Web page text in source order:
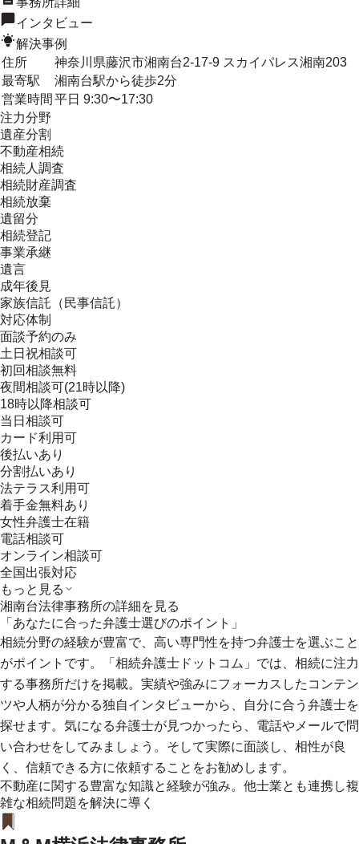
インタビュー
解決事例
住所
神奈川県藤沢市湘南台2-17-9 スカイパレス湘南203
最寄駅
湘南台駅から徒歩2分
営業時間 平日 9:30〜17:30
注力分野
遺産分割
不動産相続
相続人調査
相続財産調査
相続放棄
遺留分
相続登記
事業承継
遺言
成年後見
家族信託（民事信託）
対応体制
面談予約のみ
土日祝相談可
初回相談無料
夜間相談可(21時以降)
18時以降相談可
当日相談可
カード利用可
後払いあり
分割払いあり
法テラス利用可
着手金無料あり
女性弁護士在籍
電話相談可
オンライン相談可
全国出張対応
もっと見る
湘南台法律事務所の詳細を見る
「あなたに合った弁護士選びのポイント」
相続分野の経験が豊富で、高い専門性を持つ弁護士を選ぶこと
がポイントです。「相続弁護士ドットコム」では、相続に注力
する事務所だけを掲載。実績や強みにフォーカスしたコンテン
ツや人柄が分かる独自インタビューから、自分に合う弁護士を
探せます。気になる弁護士が見つかったら、電話やメールで問
い合わせをしてみましょう。そして実際に面談し、相性が良
く、信頼できる方に依頼することをお勧めします。
不動産に関する豊富な知識と経験が強み。他士業とも連携し複
雑な相続問題を解決に導く